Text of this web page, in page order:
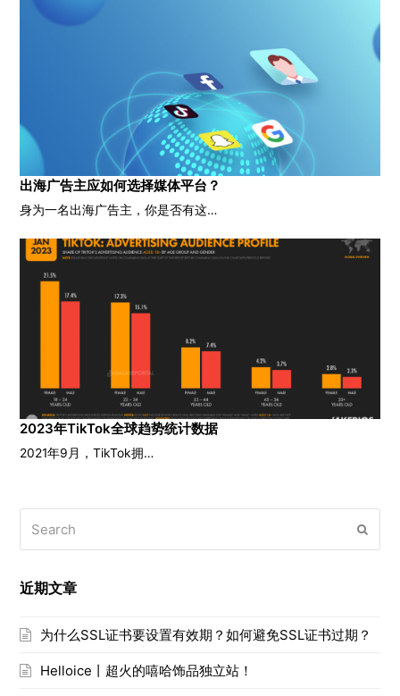
出海广告主应如何选择媒体平台？
身为一名出海广告主，你是否有这…
2023年TikTok全球趋势统计数据
2021年9月，TikTok拥…
近期文章
为什么SSL证书要设置有效期？如何避免SSL证书过期？
Helloice丨超火的嘻哈饰品独立站！